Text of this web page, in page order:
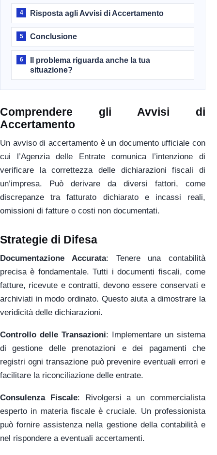
4 Risposta agli Avvisi di Accertamento
5 Conclusione
6
Il problema riguarda anche la tua
situazione?
Comprendere gli Avvisi di
Accertamento
Un avviso di accertamento è un documento ufficiale con
cui l’Agenzia delle Entrate comunica l’intenzione di
verificare la correttezza delle dichiarazioni fiscali di
un’impresa. Può derivare da diversi fattori, come
discrepanze tra fatturato dichiarato e incassi reali,
omissioni di fatture o costi non documentati.
Strategie di Difesa
Documentazione Accurata: Tenere una contabilità
precisa è fondamentale. Tutti i documenti fiscali, come
fatture, ricevute e contratti, devono essere conservati e
archiviati in modo ordinato. Questo aiuta a dimostrare la
veridicità delle dichiarazioni.
Controllo delle Transazioni: Implementare un sistema
di gestione delle prenotazioni e dei pagamenti che
registri ogni transazione può prevenire eventuali errori e
facilitare la riconciliazione delle entrate.
Consulenza Fiscale: Rivolgersi a un commercialista
esperto in materia fiscale è cruciale. Un professionista
può fornire assistenza nella gestione della contabilità e
nel rispondere a eventuali accertamenti.